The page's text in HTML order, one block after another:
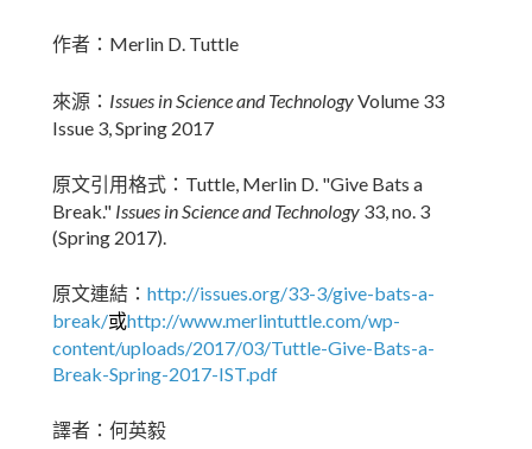
作者： Merlin D. Tuttle
來源： Issues in Science and TechnologyVolume 33
Issue 3, Spring 2017
原文引用格式： Tuttle, Merlin D. "Give Bats a
Break." Issues in Science and Technology 33, no. 3
(Spring 2017).
原文連結： http://issues.org/33-3/give-bats-a-
break/或http://www.merlintuttle.com/wp-
content/uploads/2017/03/Tuttle-Give-Bats-a-
Break-Spring-2017-IST.pdf
譯者：何英毅